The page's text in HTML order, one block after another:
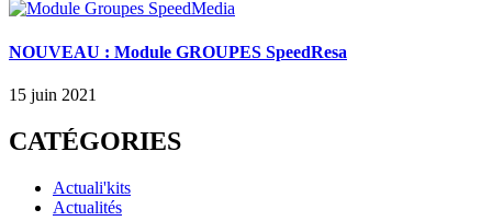
NOUVEAU : Module GROUPES SpeedResa
15 juin 2021
CATÉGORIES
Actuali'kits
Actualités